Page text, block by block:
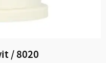
/ 8020